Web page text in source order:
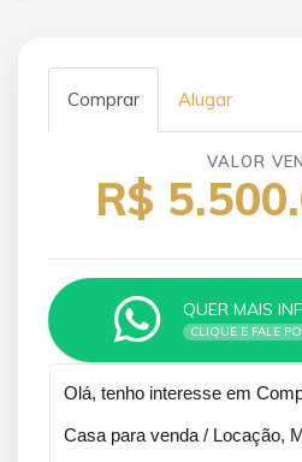
Comprar Alugar
VALOR
R$
QUER MAIS
CLIQUE E FALE